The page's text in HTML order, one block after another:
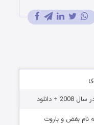
دانلود
نام بغض و باروت